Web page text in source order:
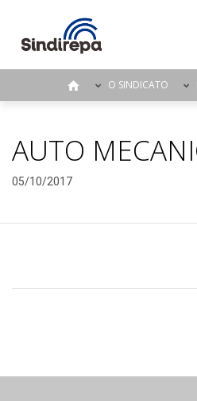
O SINDICATO
AUTO
05/10/2017